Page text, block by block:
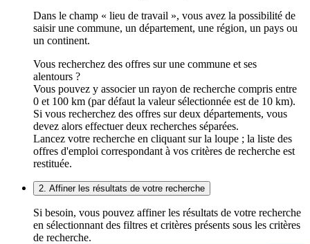
Dans le champ « lieu de travail », vous avez la possibilité de
saisir une commune, un département, une région, un pays ou
un continent.
Vous recherchez des offres sur une commune et ses
alentours ?
Vous pouvez y associer un rayon de recherche compris entre
0 et 100 km (par défaut la valeur sélectionnée est de 10 km).
Si vous recherchez des offres sur deux départements, vous
devez alors effectuer deux recherches séparées.
Lancez votre recherche en cliquant sur la loupe ; la liste des
offres d'emploi correspondant à vos critères de recherche est
restituée.
2. Affiner les résultats de votre recherche
Si besoin, vous pouvez affiner les résultats de votre recherche
en sélectionnant des filtres et critères présents sous les critères
de recherche.